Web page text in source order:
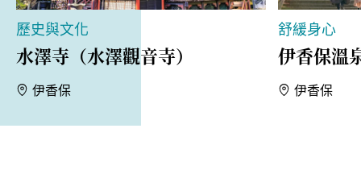
歷史與文化
水澤寺（水澤觀音寺）
伊香保
舒緩身心
伊香保溫
伊香保